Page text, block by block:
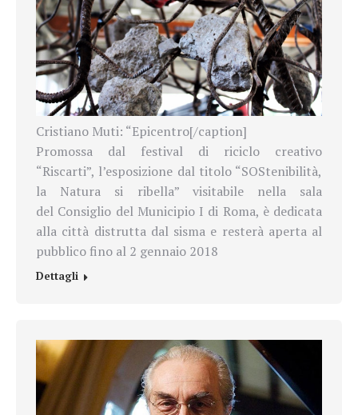
Cristiano Muti: “Epicentro[/caption]
Promossa dal festival di riciclo creativo
“Riscarti”, l’esposizione dal titolo “SOStenibilità,
la Natura si ribella” visitabile nella sala
del Consiglio del Municipio I di Roma, è dedicata
alla città distrutta dal sisma e resterà aperta al
pubblico fino al 2 gennaio 2018
Dettagli